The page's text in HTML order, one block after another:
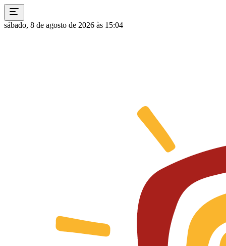
sábado, 8 de agosto de 2026 às 15:04